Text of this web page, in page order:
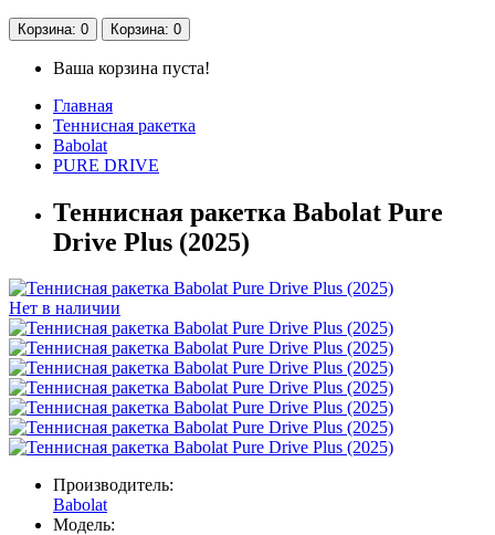
Корзина: 0 Корзина: 0
Ваша корзина пуста!
Главная
Теннисная ракетка
Babolat
PURE DRIVE
Теннисная ракетка Babolat Pure
Drive Plus (2025)
Нет в наличии
Производитель:
Babolat
Модель: